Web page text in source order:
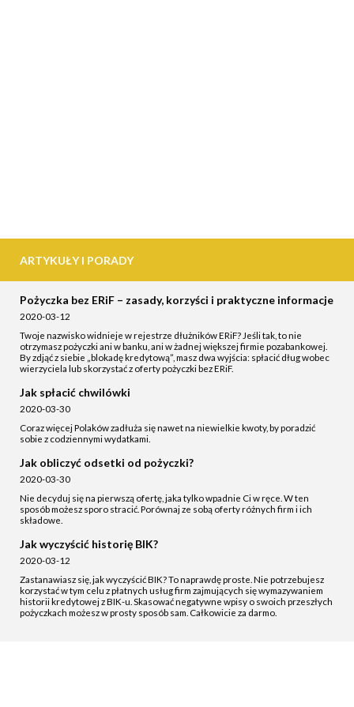
ARTYKUŁY I PORADY
Pożyczka bez ERiF – zasady, korzyści i praktyczne informacje
2020-03-12
Twoje nazwisko widnieje w rejestrze dłużników ERiF? Jeśli tak, to nie
otrzymasz pożyczki ani w banku, ani w żadnej większej firmie pozabankowej.
By zdjąć z siebie „blokadę kredytową”, masz dwa wyjścia: spłacić dług wobec
wierzyciela lub skorzystać z oferty pożyczki bez ERiF.
Jak spłacić chwilówki
2020-03-30
Coraz więcej Polaków zadłuża się nawet na niewielkie kwoty, by poradzić
sobie z codziennymi wydatkami.
Jak obliczyć odsetki od pożyczki?
2020-03-30
Nie decyduj się na pierwszą ofertę, jaka tylko wpadnie Ci w ręce. W ten
sposób możesz sporo stracić. Porównaj ze sobą oferty różnych firm i ich
składowe.
Jak wyczyścić historię BIK?
2020-03-12
Zastanawiasz się, jak wyczyścić BIK? To naprawdę proste. Nie potrzebujesz
korzystać w tym celu z płatnych usług firm zajmujących się wymazywaniem
historii kredytowej z BIK-u. Skasować negatywne wpisy o swoich przeszłych
pożyczkach możesz w prosty sposób sam. Całkowicie za darmo.